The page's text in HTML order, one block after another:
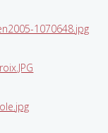
1070648.jpg